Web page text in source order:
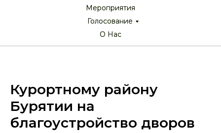
Мероприятия
Мероприятия
О Нас
О Нас
Голосование
Голосование
Курортному району
Бурятии на
благоустройство дворов